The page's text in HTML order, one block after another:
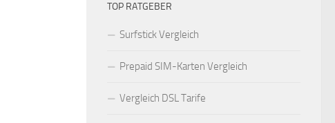
TOP RATGEBER
Surfstick Vergleich
Prepaid SIM-Karten Vergleich
Vergleich DSL Tarife